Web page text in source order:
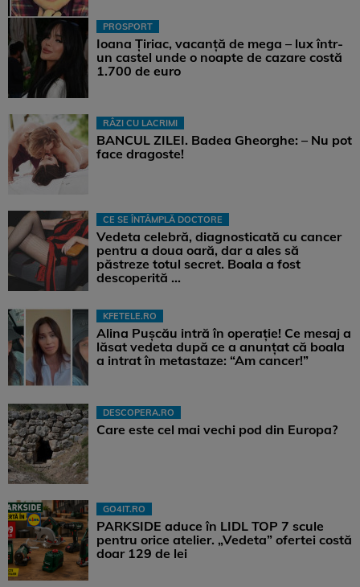
PROSPORT
Ioana Țiriac, vacanță de mega – lux într-
un castel unde o noapte de cazare costă
1.700 de euro
RÂZI CU LACRIMI
BANCUL ZILEI. Badea Gheorghe: – Nu pot
face dragoste!
CE SE ÎNTÂMPLĂ DOCTORE
Vedeta celebră, diagnosticată cu cancer
pentru a doua oară, dar a ales să
păstreze totul secret. Boala a fost
descoperită ...
KFETELE.RO
Alina Pușcău intră în operație! Ce mesaj a
lăsat vedeta după ce a anunțat că boala
a intrat în metastaze: “Am cancer!”
DESCOPERA.RO
Care este cel mai vechi pod din Europa?
GO4IT.RO
PARKSIDE aduce în LIDL TOP 7 scule
pentru orice atelier. „Vedeta” ofertei costă
doar 129 de lei